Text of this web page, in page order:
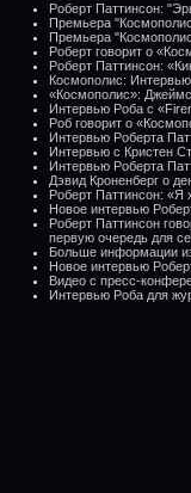
Роберт Паттинсон:
Премьера
Премьера
Роберт говорит о
Роберт Паттинсон:
Космополис:
«Космополис»:
Интервью Роба с
Роб говорит о
Интервью Роберта
Интервью с Кристен
Интервью Роберта
Дэвид Кроненберг о
Роберт Паттинсон: «Я
Новое интервью
Роберт Паттинсон
первую очередь для
Больше информации
Новое интервью
Видео с пресс-
Интервью Роба для